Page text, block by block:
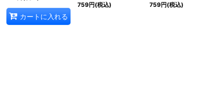
カートに入れる
759円(税込) 759円(税込)